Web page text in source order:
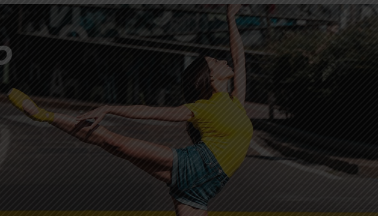
Vademecum di rapida e semplice
consultazione, circa le sospensioni alla
donazioni dopo un viaggio all'estero.
Scopri come poter donare sangue e
diventa anche tu un donatore.
MAGGIORI INFO